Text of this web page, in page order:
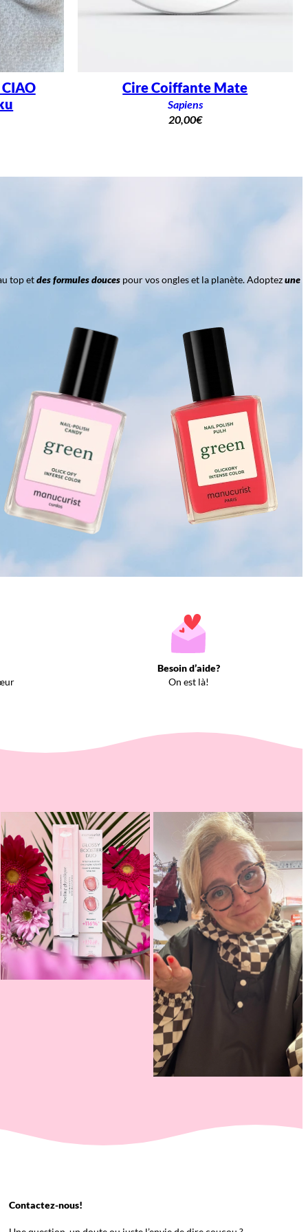
Cire Coiffante Mate
Sapiens
20,00€
top etdes formules doucespour vos ongles et la planète. Adoptezune
Besoin d’aide?
On est là!
Contactez-nous!